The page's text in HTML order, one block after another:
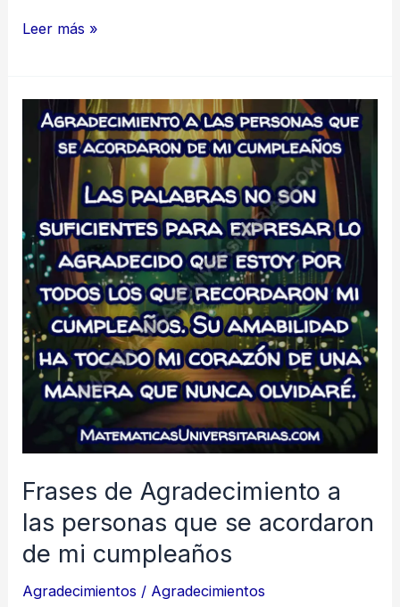
Agradecimiento
mejor
amiga
–
Palabras
tarjetas
Leer más »
Frases de Agradecimiento a
las personas que se acordaron
de mi cumpleaños
Agradecimientos / Agradecimientos